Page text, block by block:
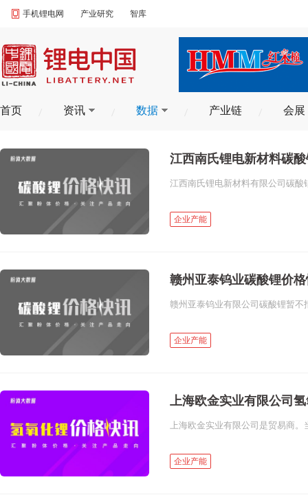
手机锂电网 产业研究 智库
首页 资讯 数据 产业链 会展
江西南氏锂电新材料碳
江西南氏锂电新材料有限公司碳酸
企业产能
赣州亚泰钨业碳酸锂价
赣州亚泰钨业有限公司碳酸锂暂不
企业产能
上海欧金实业有限公司
上海欧金实业有限公司是贸易商
企业产能